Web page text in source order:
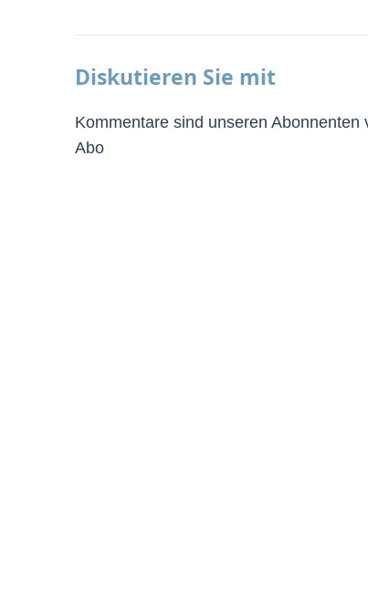
Diskutieren Sie mit
Kommentare sind unseren
Abo